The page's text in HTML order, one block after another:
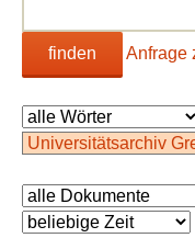
finden Anfrage